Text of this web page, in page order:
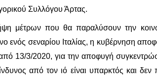
Συλλόγου Άρτας.
μέτρων που θα παραλύσουν την
ενός σεναρίου Ιταλίας, η κυβέρνηση
από 13/3/2020, για την αποφυγή
από τον ιό είναι υπαρκτός και δεν